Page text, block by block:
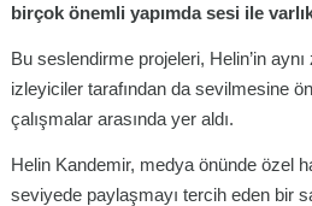
birçok önemli yapımda sesi ile
Bu seslendirme projeleri, Helin’in
izleyiciler tarafından da sevilmesine
çalışmalar arasında yer aldı.
Helin Kandemir, medya önünde özel
seviyede paylaşmayı tercih eden bir